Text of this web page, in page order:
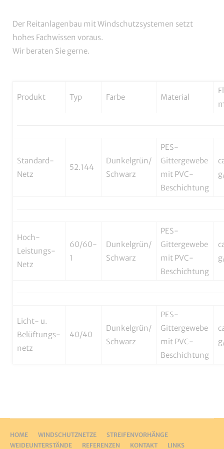
Der Reitanlagenbau mit Windschutzsystemen setzt
hohes Fachwissen voraus.
Wir beraten Sie gerne.
Produkt Typ Farbe Material
Standard-
Netz
52.144
Dunkelgrün/
Schwarz
PES-
Gittergewebe
mit PVC-
Beschichtung
Hoch-
Leistungs-
Netz
60/60-
1
Dunkelgrün/
Schwarz
PES-
Gittergewebe
mit PVC-
Beschichtung
Licht- u.
Belüftungs-
netz
40/40
Dunkelgrün/
Schwarz
PES-
Gittergewebe
mit PVC-
Beschichtung
NAVIGATION
ÜBERSPRINGEN
HOME WINDSCHUTZNETZE
STREIFENVORHÄNGE
WEIDEUNTERSTÄNDE
REFERENZEN KONTAKT LINKS